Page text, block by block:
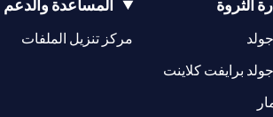
الثروة
opens in a new tab
برايفت كلاينت
المساعدة والدعم
مركز تنزيل الملفات